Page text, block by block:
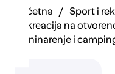
Početna
Sport i
Rekreacija na
Planinarenje i